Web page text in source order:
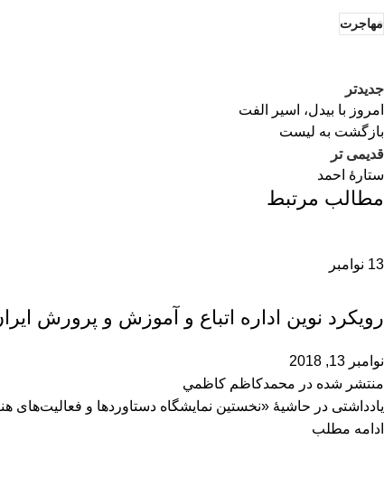
مهاجرت
جدیدتر
امروز با بیدل، اسیر الفت
بازگشت به لیست
قدیمی تر
ستارۀ احمد
مطالب مرتبط
13 نوامبر
رویکرد نوین اداره اتباع و آموزش و پرورش
نوامبر 13, 2018
منتشر شده در محمدكاظم كاظمي
یادداشتی در حاشیۀ «نخستین نمایشگاه دستاوردها و
ادامه مطلب